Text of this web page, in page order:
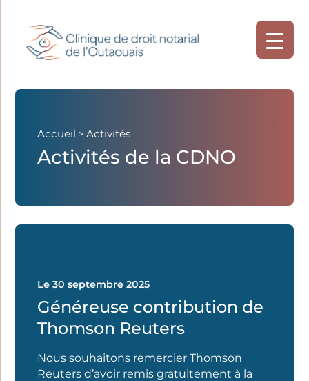
Accueil > Activités
Activités de la CDNO
Le 30 septembre 2025
Généreuse contribution de
Thomson Reuters
Nous souhaitons remercier Thomson
Reuters d’avoir remis gratuitement à la